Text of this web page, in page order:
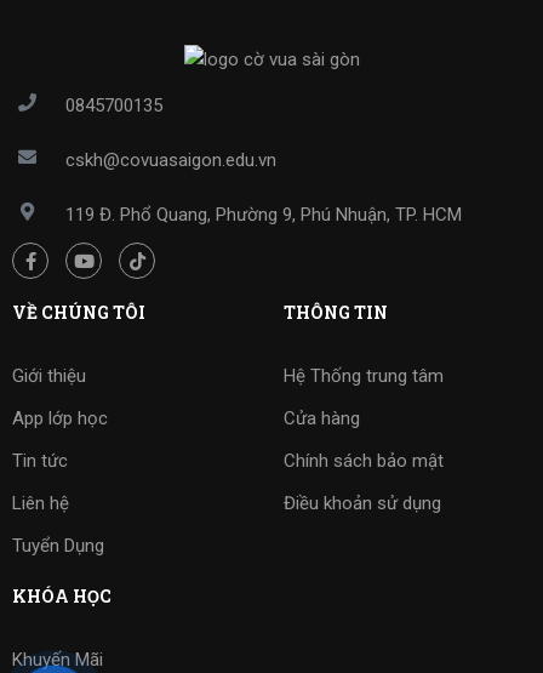
0845700135
cskh@covuasaigon.edu.vn
119 Đ. Phổ Quang, Phường 9, Phú Nhuận, TP. HCM
VỀ CHÚNG TÔI
Giới thiệu
App lớp học
Tin tức
Liên hệ
Tuyển Dụng
THÔNG TIN
Hệ Thống trung tâm
Cửa hàng
Chính sách bảo mật
Điều khoản sử dụng
KHÓA HỌC
Khuyến Mãi